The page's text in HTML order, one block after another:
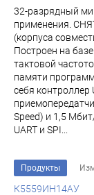
32-разрядный
применения.
(корпуса
Построен на
тактовой
памяти
себя
Speed) и 1,5
UART и SPI...
Продукты
К5559ИН14АУ